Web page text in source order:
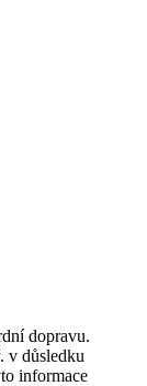
dopravu.
v důsledku
informace